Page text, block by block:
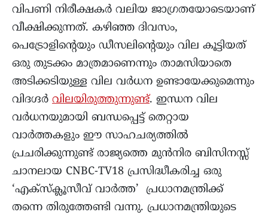
വിപണി നിരീക്ഷകർ വലിയ ജാഗ്രതയോടെയാണ്‌
വീക്ഷിക്കുന്നത്. കഴിഞ്ഞ ദിവസം,
പെട്രോളിന്റെയും ഡീസലിന്റെയും വില കൂട്ടിയത്
ഒരു തുടക്കം മാത്രമാണെന്നും താമസിയാതെ
അടിക്കടിയുള്ള വില വർധന ഉണ്ടായേക്കുമെന്നും
വിദഗ്ദർ വിലയിരുത്തുന്നുണ്ട്. ഇന്ധന വില
വർധനയുമായി ബന്ധപ്പെട്ട് തെറ്റായ
വാർത്തകളും ഈ സാഹചര്യത്തിൽ
പ്രചരിക്കുന്നുണ്ട് രാജ്യത്തെ മുൻനിര ബിസിനസ്സ്
ചാനലായ CNBC-TV18 പ്രസിദ്ധീകരിച്ച ഒരു
‘എക്സ്ക്ലൂസീവ് വാർത്ത’ പ്രധാനമന്ത്രിക്ക്
തന്നെ തിരുത്തേണ്ടി വന്നു. പ്രധാനമന്ത്രിയുടെ